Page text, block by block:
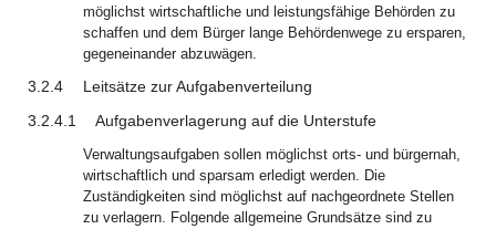
möglichst wirtschaftliche und leistungsfähige Behörden zu
schaffen und dem Bürger lange Behördenwege zu ersparen,
gegeneinander abzuwägen.
3.2.4
Leitsätze zur Aufgabenverteilung
3.2.4.1
Aufgabenverlagerung auf die Unterstufe
Verwaltungsaufgaben sollen möglichst orts- und bürgernah,
wirtschaftlich und sparsam erledigt werden. Die
Zuständigkeiten sind möglichst auf nachgeordnete Stellen
zu verlagern. Folgende allgemeine Grundsätze sind zu